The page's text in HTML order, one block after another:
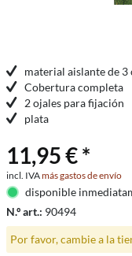
material aislante de 3
Cobertura completa
2 ojales para fijación
plata
11,95 € *
incl. IVAmás gastos de envío
disponible
N.º art.: 90494
Por favor, cambie a la